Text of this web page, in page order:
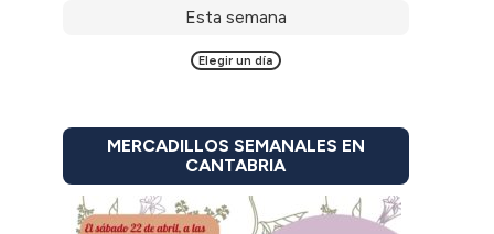
Esta semana
Elegir un día
MERCADILLOS SEMANALES EN
CANTABRIA